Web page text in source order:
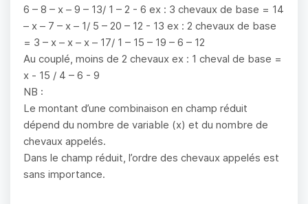
6 – 8 – x – 9 – 13/ 1 – 2 - 6 ex : 3 chevaux de base = 14
– x – 7 – x – 1/ 5 – 20 – 12 - 13 ex : 2 chevaux de base
= 3 – x – x – x – 17/ 1 – 15 – 19 – 6 – 12
Au couplé, moins de 2 chevaux ex : 1 cheval de base =
x - 15 / 4 – 6 - 9
NB :
Le montant d’une combinaison en champ réduit
dépend du nombre de variable (x) et du nombre de
chevaux appelés.
Dans le champ réduit, l’ordre des chevaux appelés est
sans importance.